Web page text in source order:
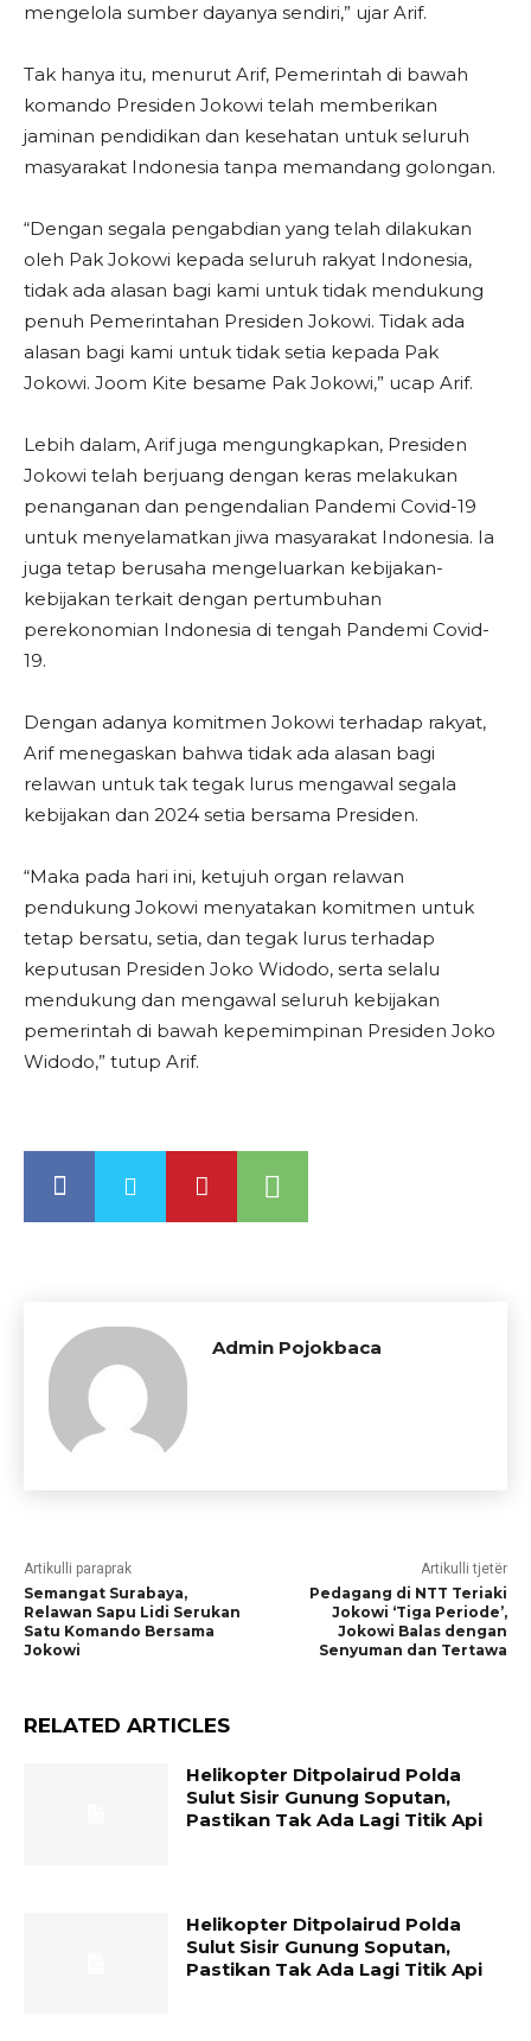
mengelola sumber dayanya sendiri,” ujar Arif.
Tak hanya itu, menurut Arif, Pemerintah di bawah
komando Presiden Jokowi telah memberikan
jaminan pendidikan dan kesehatan untuk seluruh
masyarakat Indonesia tanpa memandang golongan.
“Dengan segala pengabdian yang telah dilakukan
oleh Pak Jokowi kepada seluruh rakyat Indonesia,
tidak ada alasan bagi kami untuk tidak mendukung
penuh Pemerintahan Presiden Jokowi. Tidak ada
alasan bagi kami untuk tidak setia kepada Pak
Jokowi. Joom Kite besame Pak Jokowi,” ucap Arif.
Lebih dalam, Arif juga mengungkapkan, Presiden
Jokowi telah berjuang dengan keras melakukan
penanganan dan pengendalian Pandemi Covid-19
untuk menyelamatkan jiwa masyarakat Indonesia. Ia
juga tetap berusaha mengeluarkan kebijakan-
kebijakan terkait dengan pertumbuhan
perekonomian Indonesia di tengah Pandemi Covid-
19.
Dengan adanya komitmen Jokowi terhadap rakyat,
Arif menegaskan bahwa tidak ada alasan bagi
relawan untuk tak tegak lurus mengawal segala
kebijakan dan 2024 setia bersama Presiden.
“Maka pada hari ini, ketujuh organ relawan
pendukung Jokowi menyatakan komitmen untuk
tetap bersatu, setia, dan tegak lurus terhadap
keputusan Presiden Joko Widodo, serta selalu
mendukung dan mengawal seluruh kebijakan
pemerintah di bawah kepemimpinan Presiden Joko
Widodo,” tutup Arif.
Admin Pojokbaca
Artikulli paraprak
Semangat Surabaya,
Relawan Sapu Lidi Serukan
Satu Komando Bersama
Jokowi
Artikulli tjetër
Pedagang di NTT Teriaki
Jokowi ‘Tiga Periode’,
Jokowi Balas dengan
Senyuman dan Tertawa
RELATED ARTICLES
Helikopter Ditpolairud Polda
Sulut Sisir Gunung Soputan,
Pastikan Tak Ada Lagi Titik Api
Helikopter Ditpolairud Polda
Sulut Sisir Gunung Soputan,
Pastikan Tak Ada Lagi Titik Api